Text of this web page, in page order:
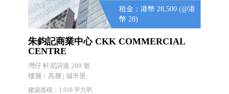
租金：港幣 28,500 (@港
幣 28)
朱鈞記商業中心 CKK COMMERCIAL
CENTRE
灣仔 軒尼詩道 289 號
樓層：高層 | 城市景;
建築面積：1,018 平方呎